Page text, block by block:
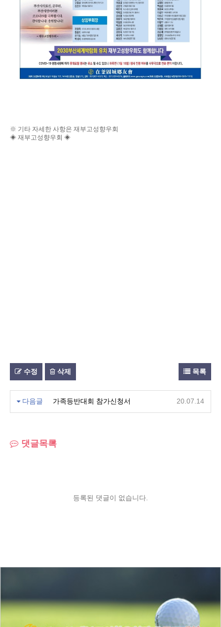
※ 기타 자세한 사항은 재부고성향우회
◈ 재부고성향우회 ◈
수정 삭제 목록
다음글 가족등반대회 참가신청서 20.07.14
댓글목록
등록된 댓글이 없습니다.